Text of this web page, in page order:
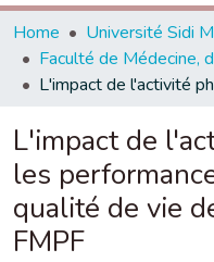
Home
L'impact de
les
qualité de vie
FMPF